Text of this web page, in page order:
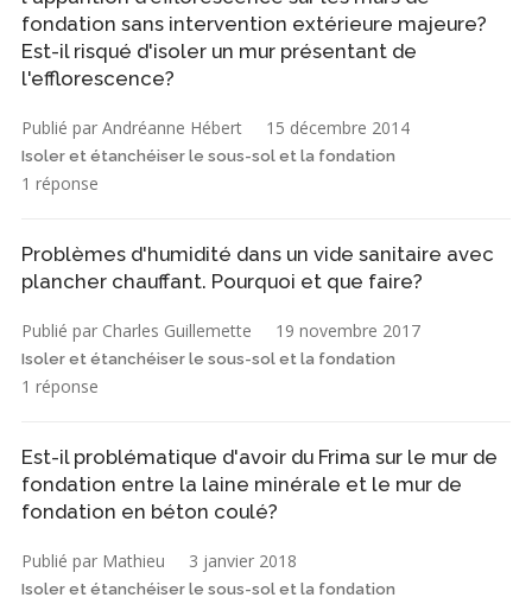
fondation sans intervention extérieure majeure?
Est-il risqué d'isoler un mur présentant de
l'efflorescence?
Publié par Andréanne Hébert 15 décembre 2014
Isoler et étanchéiser le sous-sol et la fondation
1 réponse
Problèmes d'humidité dans un vide sanitaire avec
plancher chauffant. Pourquoi et que faire?
Publié par Charles Guillemette 19 novembre 2017
Isoler et étanchéiser le sous-sol et la fondation
1 réponse
Est-il problématique d'avoir du Frima sur le mur de
fondation entre la laine minérale et le mur de
fondation en béton coulé?
Publié par Mathieu 3 janvier 2018
Isoler et étanchéiser le sous-sol et la fondation